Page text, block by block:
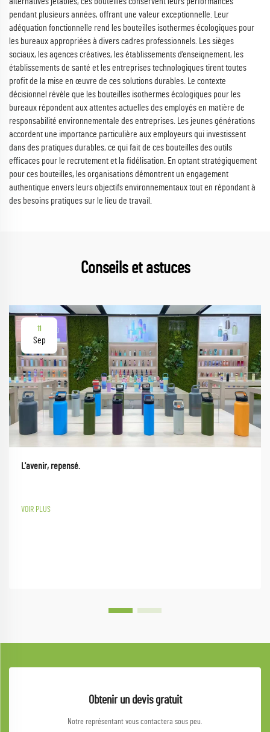
pendant plusieurs années, offrant une valeur exceptionnelle. Leur
adéquation fonctionnelle rend les bouteilles isothermes écologiques pour
les bureaux appropriées à divers cadres professionnels. Les sièges
sociaux, les agences créatives, les établissements d’enseignement, les
établissements de santé et les entreprises technologiques tirent toutes
profit de la mise en œuvre de ces solutions durables. Le contexte
décisionnel révèle que les bouteilles isothermes écologiques pour les
bureaux répondent aux attentes actuelles des employés en matière de
responsabilité environnementale des entreprises. Les jeunes générations
accordent une importance particulière aux employeurs qui investissent
dans des pratiques durables, ce qui fait de ces bouteilles des outils
efficaces pour le recrutement et la fidélisation. En optant stratégiquement
pour ces bouteilles, les organisations démontrent un engagement
authentique envers leurs objectifs environnementaux tout en répondant à
des besoins pratiques sur le lieu de travail.
Conseils et astuces
11
Sep
L'avenir, repensé.
VOIR PLUS
Obtenir un devis gratuit
Notre représentant vous contactera sous peu.